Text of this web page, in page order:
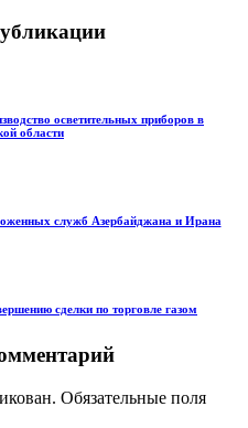
осветительных приборов в
области
служб Азербайджана и Ирана
сделки по торговле газом
Обязательные поля